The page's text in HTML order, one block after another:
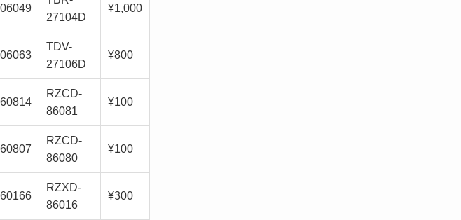
27104D
¥1,000
TDV-
27106D
¥800
RZCD-
86081
¥100
RZCD-
86080
¥100
RZXD-
86016
¥300